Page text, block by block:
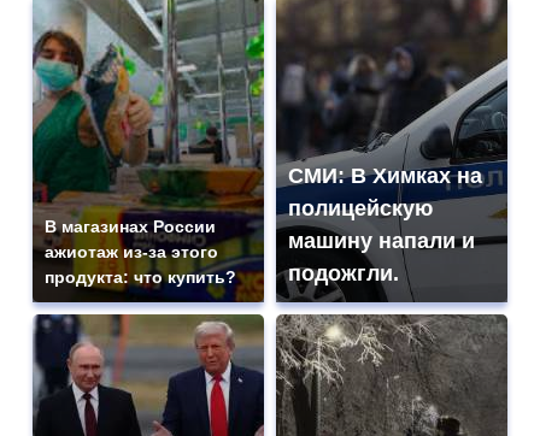
В магазинах России
ажиотаж из-за этого
продукта: что купить?
СМИ: В Химках на
полицейскую
машину напали и
подожгли.